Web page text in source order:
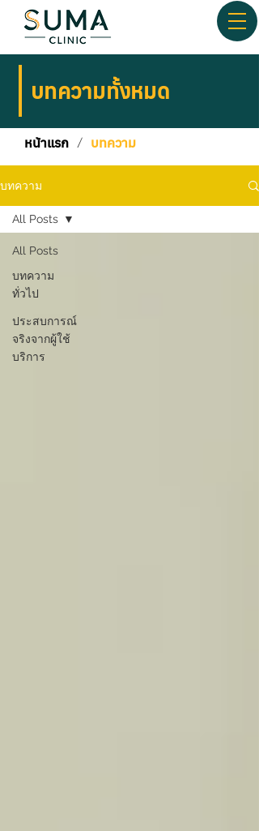
บทความทั้งหมด
หน้าแรก / บทความ
บทความ
All Posts
บทความ
ทั่วไป
ประสบการณ์
จริงจากผู้ใช้
บริการ
All Posts